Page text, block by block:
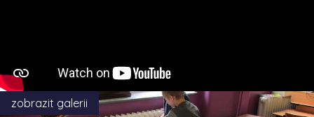
zobrazit galerii